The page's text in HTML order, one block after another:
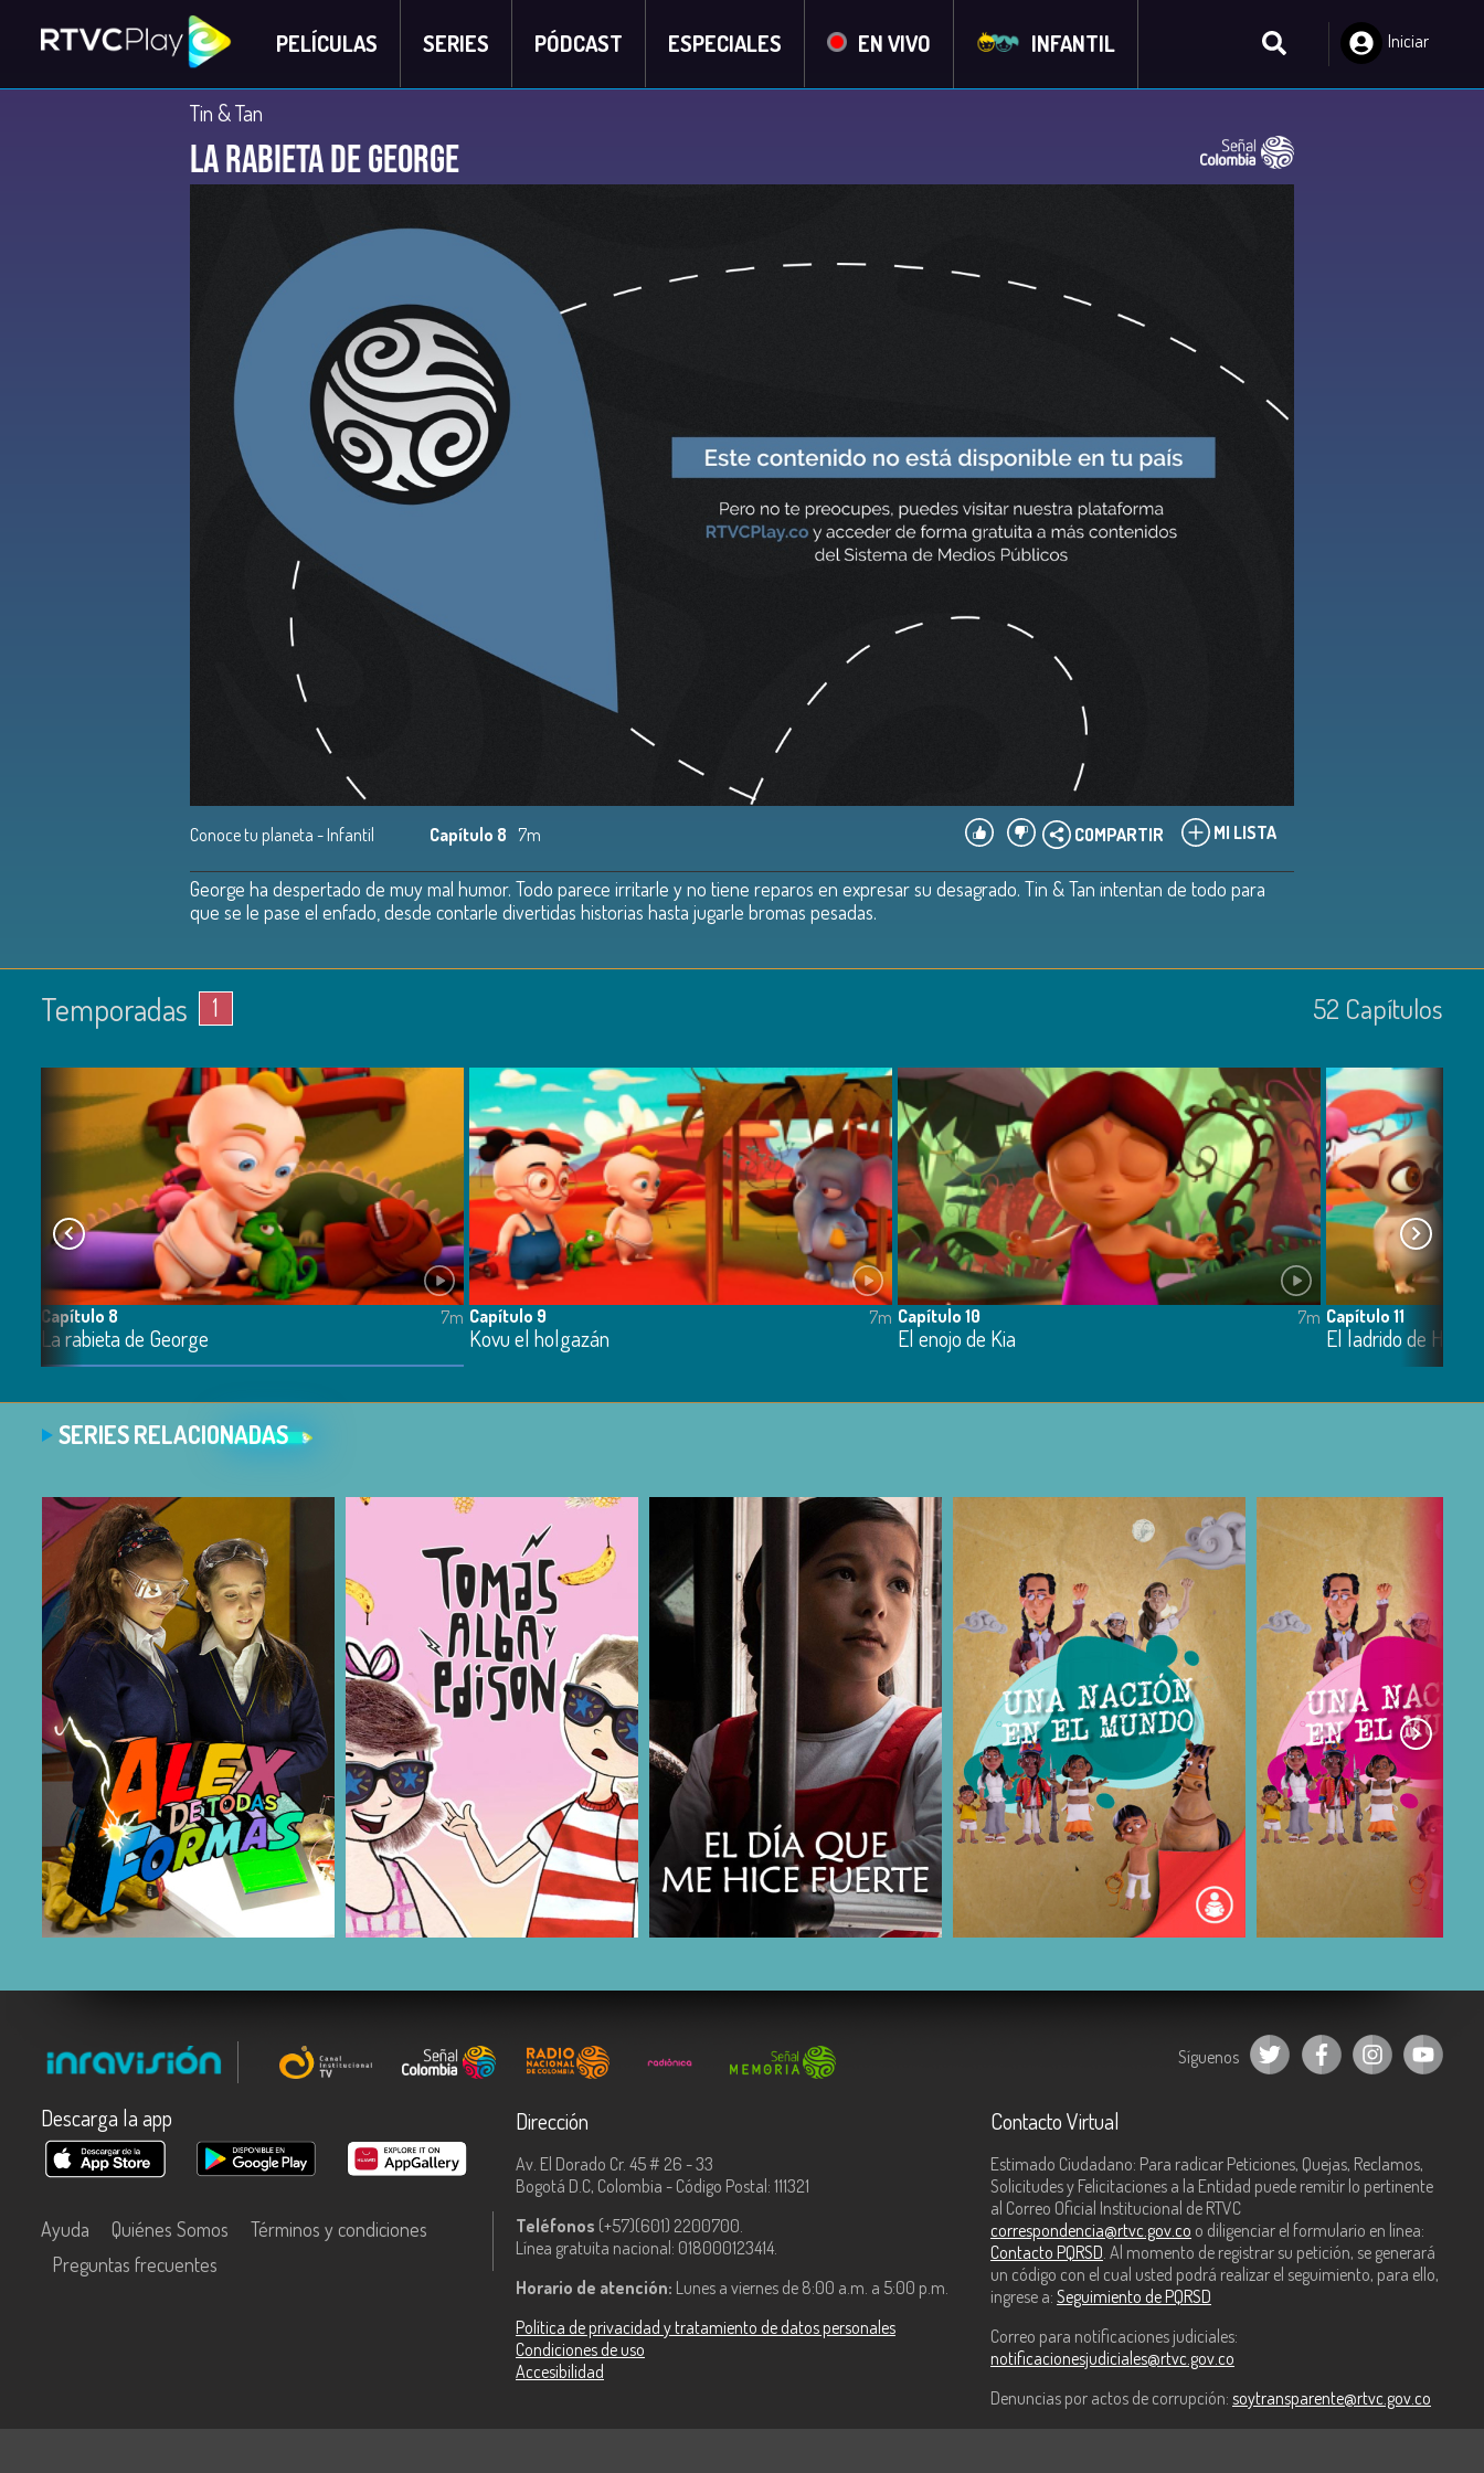
PELÍCULAS SERIES PÓDCAST ESPECIALES EN VIVO INFANTIL
Iniciar
Tin & Tan
La rabieta de George
Conoce tu planeta - Infantil Capítulo 8 7m MI LISTA
COMPARTIR
George ha despertado de muy mal humor. Todo parece irritarle y no tiene reparos en expresar su desagrado. Tin & Tan intentan de todo para
que se le pase el enfado, desde contarle divertidas historias hasta jugarle bromas pesadas.
Temporadas 1 52 Capí­tulos
Capítulo 8
La rabieta de George
7m Capítulo 9
Kovu el holgazán
7m Capítulo 10
El enojo de Kia
7m Capítulo 11
El ladrido de Hugo
SERIES RELACIONADAS
COMPARTIR COMPARTIR COMPARTIR
Síguenos
Descarga la app
Ayuda Quiénes Somos
Términos y condiciones
Preguntas frecuentes
Dirección
Av. El Dorado Cr. 45 # 26 - 33
Bogotá D.C, Colombia - Código Postal: 111321
Teléfonos (+57)(601) 2200700.
Línea gratuita nacional: 018000123414.
Horario de atención: Lunes a viernes de 8:00 a.m. a 5:00 p.m.
Política de privacidad y tratamiento de datos personales
Condiciones de uso
Accesibilidad
Contacto Virtual
Estimado Ciudadano: Para radicar Peticiones, Quejas, Reclamos,
Solicitudes y Felicitaciones a la Entidad puede remitir lo pertinente
al Correo Oficial Institucional de RTVC
correspondencia@rtvc.gov.co o diligenciar el formulario en línea:
Contacto PQRSD . Al momento de registrar su petición, se generará
un código con el cual usted podrá realizar el seguimiento, para ello,
ingrese a: Seguimiento de PQRSD
Correo para notificaciones judiciales:
notificacionesjudiciales@rtvc.gov.co
Denuncias por actos de corrupción: soytransparente@rtvc.gov.co